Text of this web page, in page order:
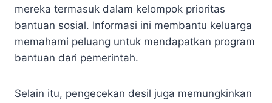
mereka termasuk dalam kelompok prioritas
bantuan sosial. Informasi ini membantu keluarga
memahami peluang untuk mendapatkan program
bantuan dari pemerintah.
Selain itu, pengecekan desil juga memungkinkan